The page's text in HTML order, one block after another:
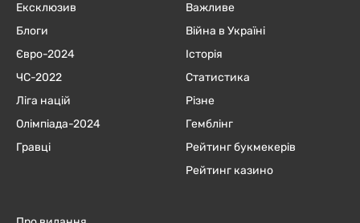
Ексклюзив
Блоги
Євро-2024
ЧC-2022
Ліга націй
Олімпіада-2024
Гравці
Важливе
Війна в Україні
Історія
Статистика
Різне
Гемблінг
Рейтинг букмекерів
Рейтинг казино